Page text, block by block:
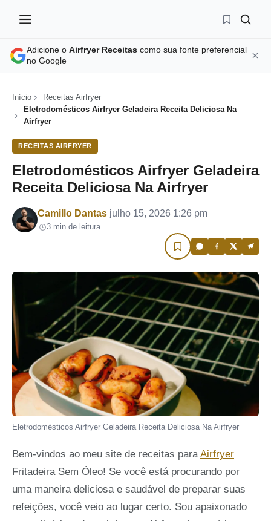
Adicione o Airfryer Receitas como sua fonte preferencial
no Google
Início
Receitas Airfryer
Eletrodomésticos Airfryer Geladeira Receita Deliciosa Na
Airfryer
RECEITAS AIRFRYER
Eletrodomésticos Airfryer Geladeira
Receita Deliciosa Na Airfryer
Por
Camillo Dantas julho 15, 2026 1:26 pm
3 min de leitura
Eletrodomésticos Airfryer Geladeira Receita Deliciosa Na Airfryer
Bem-vindos ao meu site de receitas paraAirfryer
Fritadeira Sem Óleo! Se você está procurando por
uma maneira deliciosa e saudável de preparar suas
refeições, você veio ao lugar certo. Sou apaixonado